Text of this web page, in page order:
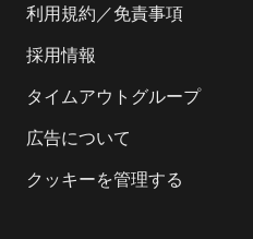
利用規約／免責事項
採用情報
タイムアウトグループ
広告について
クッキーを管理する